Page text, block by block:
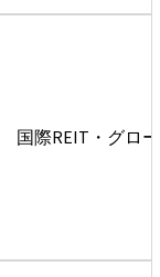
国際REIT・グロ